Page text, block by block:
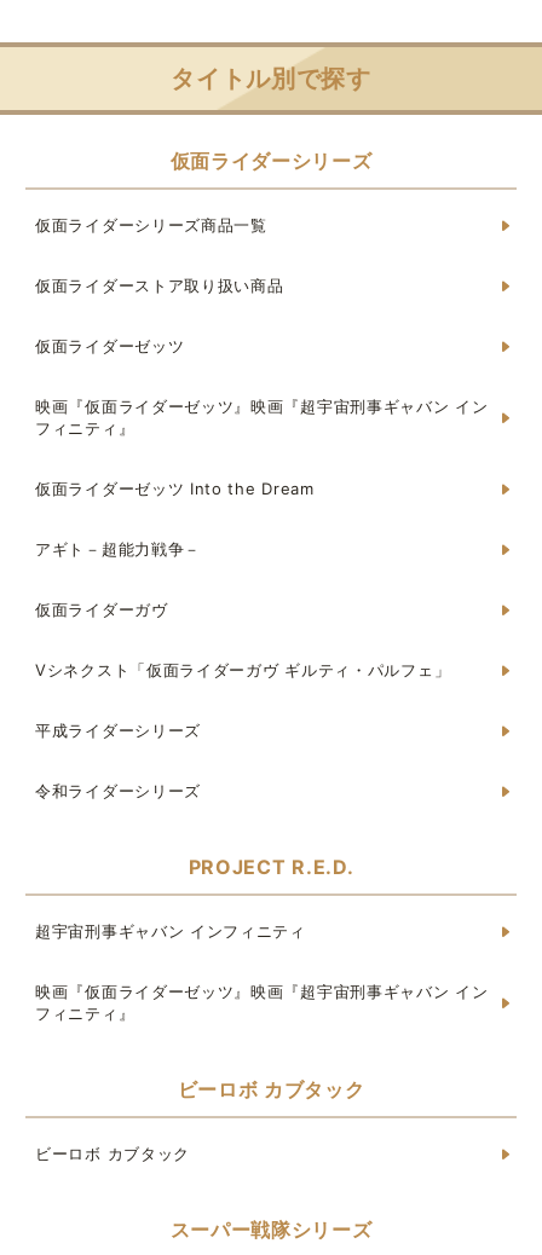
タイトル別で探す
仮面ライダーシリーズ
仮面ライダーシリーズ商品一覧
仮面ライダーストア取り扱い商品
仮面ライダーゼッツ
映画『仮面ライダーゼッツ』映画『超宇宙刑事ギャバン イン
フィニティ』
仮面ライダーゼッツ Into the Dream
アギト－超能力戦争－
仮面ライダーガヴ
Vシネクスト「仮面ライダーガヴ ギルティ・パルフェ」
平成ライダーシリーズ
令和ライダーシリーズ
PROJECT R.E.D.
超宇宙刑事ギャバン インフィニティ
映画『仮面ライダーゼッツ』映画『超宇宙刑事ギャバン イン
フィニティ』
ビーロボ カブタック
ビーロボ カブタック
スーパー戦隊シリーズ